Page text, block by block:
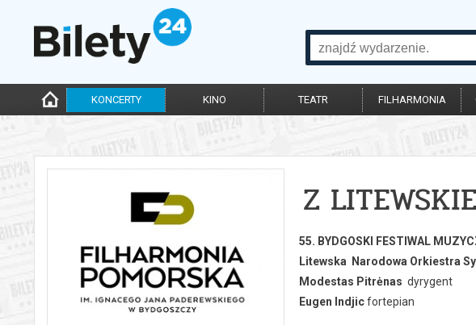
KONCERTY KINO TEATR FILHARMONIA
Z
55. BYDGOSKI FESTIWAL
Litewska Narodowa Orkiestra
Modestas Pitrėnas dyrygent
Eugen Indjicfortepian